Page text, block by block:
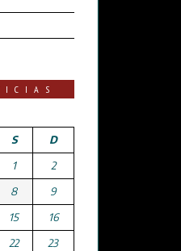
S
D
1
2
8
9
15
16
22
23